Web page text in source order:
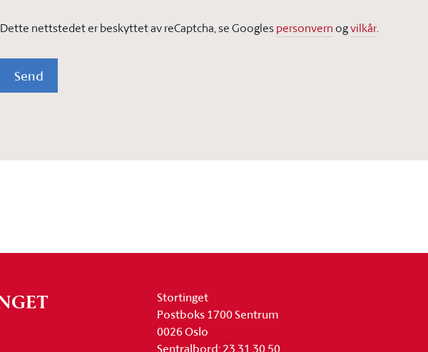
Dette nettstedet er beskyttet av reCaptcha, se Googlespersonvern ogvilkår.
Send
Stortinget
Postboks 1700 Sentrum
0026 Oslo
Sentralbord: 23 31 30 50